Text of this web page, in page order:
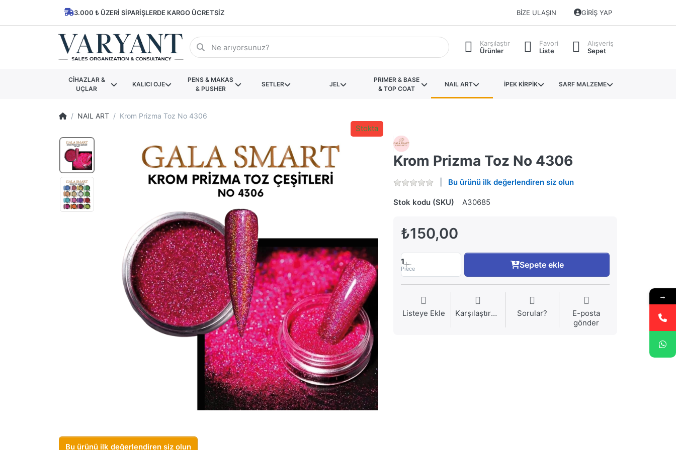
3.000 ₺ ÜZERI SIPARIŞLERDE KARGO ÜCRETSIZ BIZE ULAŞIN GIRIŞ YAP
Karşılaştır
Ürünler
Favori
Liste
Alışveriş
Sepet
CİHAZLAR &
UÇLAR
KALICI OJE
PENS & MAKAS
& PUSHER
SETLER JEL
PRIMER & BASE
& TOP COAT
NAIL ART İPEK KİRPİK SARF MALZEME
NAIL ART Krom Prizma Toz No 4306
Krom Prizma Toz No 4306
Bu ürünü ilk değerlendiren siz olun
Stok kodu (SKU) A30685
₺150,00
Stokta
1
Piece Sepete ekle
Listeye Ekle Karşılaştırma Sorular?
E-posta
gönder
Bu ürünü ilk değerlendiren siz olun
→